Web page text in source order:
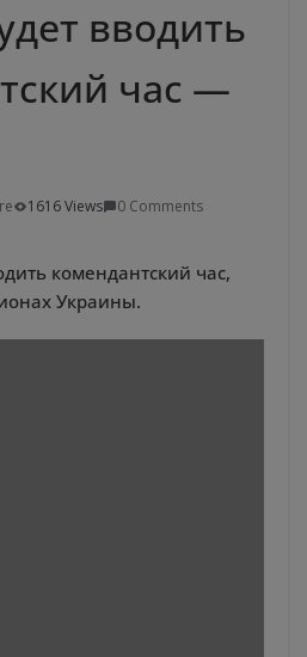
вводить
час —
1616 Views
0 Comments
комендантский час,
Украины.